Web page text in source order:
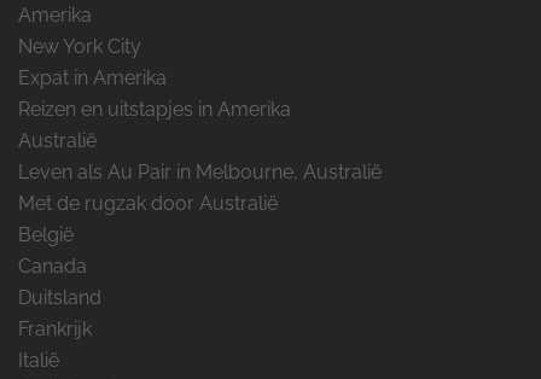
Amerika
New York City
Expat in Amerika
Reizen en uitstapjes in Amerika
Australië
Leven als Au Pair in Melbourne, Australië
Met de rugzak door Australië
België
Canada
Duitsland
Frankrijk
Italië